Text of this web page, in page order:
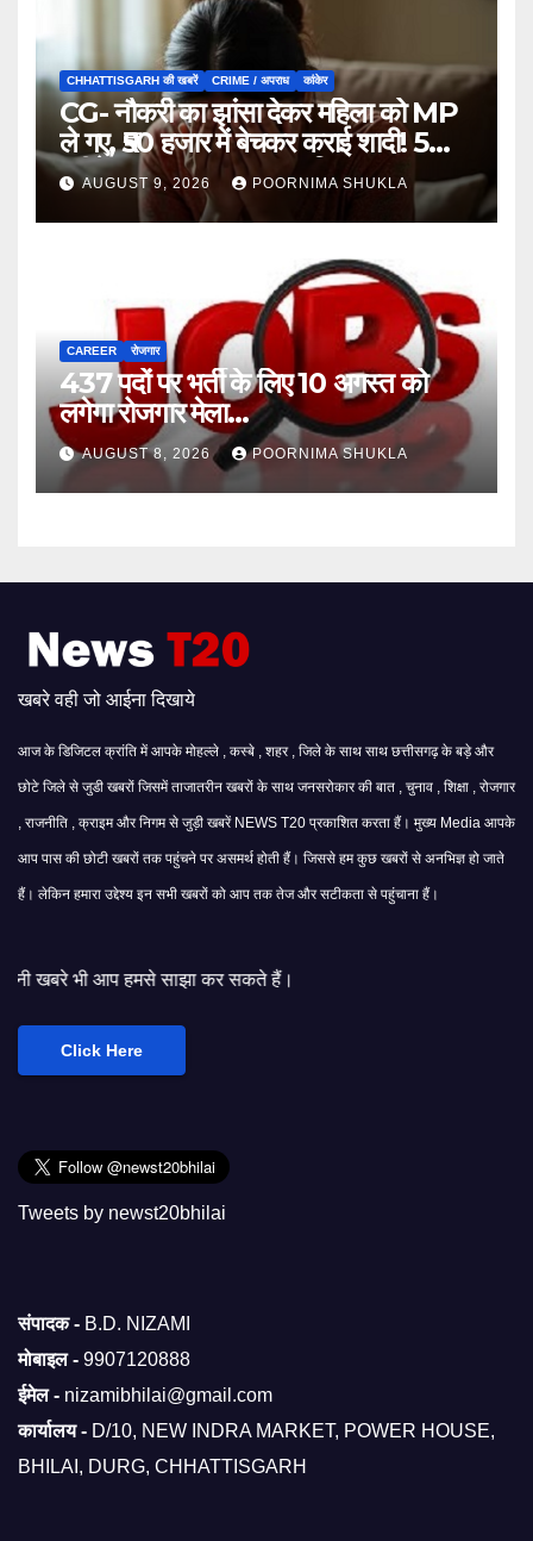
CHHATTISGARH की खबरें CRIME / अपराध कांकेर
CG- नौकरी का झांसा देकर महिला को MP
ले गए, ₹50 हजार में बेचकर कराई शादी! 5
महीने बाद खुला पूरा राज, 3 गिरफ्तार…
AUGUST 9, 2026 POORNIMA SHUKLA
CAREER रोजगार
437 पदों पर भर्ती के लिए 10 अगस्त को
लगेगा रोजगार मेला…
AUGUST 8, 2026 POORNIMA SHUKLA
खबरे वही जो आईना दिखाये
आज के डिजिटल क्रांति में आपके मोहल्ले , कस्बे , शहर , जिले के साथ साथ छत्तीसगढ़ के बड़े और
छोटे जिले से जुडी खबरों जिसमें ताजातरीन खबरों के साथ जनसरोकार की बात , चुनाव , शिक्षा , रोजगार
, राजनीति , क्राइम और निगम से जुड़ी खबरें NEWS T20 प्रकाशित करता हैं। मुख्य Media आपके
आप पास की छोटी खबरों तक पहुंचने पर असमर्थ होती हैं। जिससे हम कुछ खबरों से अनभिज्ञ हो जाते
हैं। लेकिन हमारा उद्देश्य इन सभी खबरों को आप तक तेज और सटीकता से पहुंचाना हैं।
साझा कर सकते हैं।
Click Here
Tweets by newst20bhilai
संपादक - B.D. NIZAMI
मोबाइल - 9907120888
ईमेल - nizamibhilai@gmail.com
कार्यालय - D/10, NEW INDRA MARKET, POWER HOUSE,
BHILAI, DURG, CHHATTISGARH